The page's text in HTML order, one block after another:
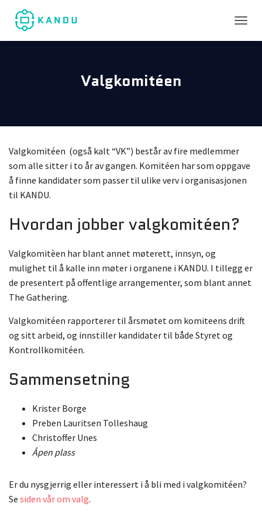
Valgkomitéen
Valgkomitéen (også kalt “VK”) består av fire medlemmer
som alle sitter i to år av gangen. Komitéen har som oppgave
å finne kandidater som passer til ulike verv i organisasjonen
til KANDU.
Hvordan jobber valgkomitéen?
Valgkomitèen har blant annet møterett, innsyn, og
mulighet til å kalle inn møter i organene i KANDU. I tillegg er
de presentert på offentlige arrangementer, som blant annet
The Gathering.
Valgkomitéen rapporterer til årsmøtet om komiteens drift
og sitt arbeid, og innstiller kandidater til både Styret og
Kontrollkomitéen.
Sammensetning
Krister Borge
Preben Lauritsen Tolleshaug
Christoffer Unes
Åpen plass
Er du nysgjerrig eller interessert i å bli med i valgkomitéen?
Se siden vår om valg.